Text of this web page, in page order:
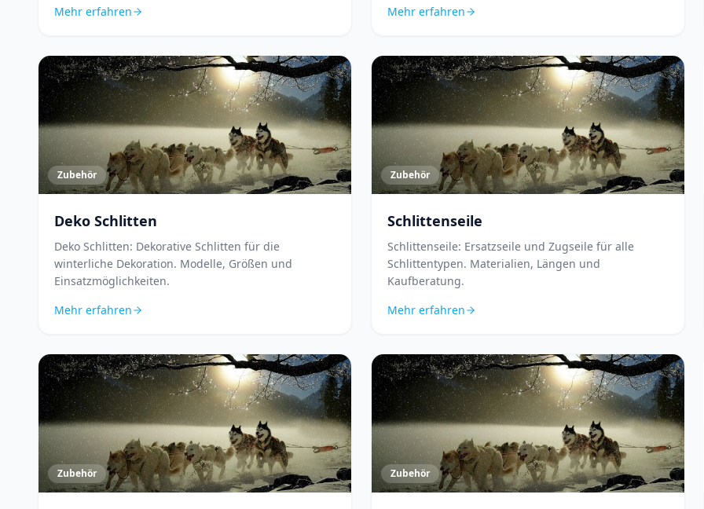
Mehr erfahren
Mehr erfahren
Zubehör
Deko Schlitten
Deko Schlitten: Dekorative Schlitten für die
winterliche Dekoration. Modelle, Größen und
Einsatzmöglichkeiten.
Mehr erfahren
Zubehör
Schlittenseile
Schlittenseile: Ersatzseile und Zugseile für alle
Schlittentypen. Materialien, Längen und
Kaufberatung.
Mehr erfahren
Zubehör Zubehör